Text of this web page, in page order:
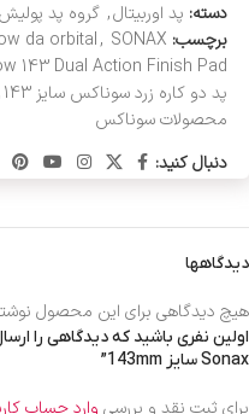
دسته: پد اوربیتال, گروه پد پولیش
برچسب:
da orbital, SONAX
143 Dual Action Finish Pad
پد دو کاره زرد سوناکس سایز 143
محصولات سوناکس
دنبال کنید:
دیدگاهها
هیچ دیدگاهی برای این محصول
اولین نفری باشید که دیدگاهی را
Sonax سایز 143mm”